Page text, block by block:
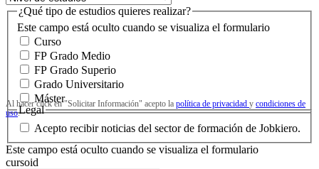
Este campo está oculto cuando se visualiza el formulario
¿Qué tipo de estudios quieres realizar?
Curso
FP Grado Medio
FP Grado Superio
Grado Universitario
Máster
Al hacer click en "Solicitar Información" acepto la política de privacidad y condiciones de
uso.Legal
Acepto recibir noticias del sector de formación de Jobkiero.
Este campo está oculto cuando se visualiza el formulario
cursoid